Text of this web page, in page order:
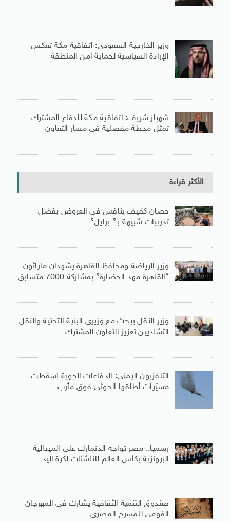
وزير الخارجية السعودى: اتفاقية مكة تعكس
الإرادة السياسية لحماية أمن المنطقة
شهباز شريف: اتفاقية مكة للدفاع المشترك
تمثل محطة مفصلية فى مسار التعاون
الأكثر قراءة
حصان كفيف ينافس فى العروض بفضل
تدريبات شبيهة بـ” برايل”
وزير الرياضة ومحافظ القاهرة يشهدان ماراثون
“القاهرة مهد الحضارة” بمشاركة 7000 متسابق
وزير النقل يبحث مع وزيرى البنية التحتية والنقل
التشاديين تعزيز التعاون المشترك
التلفزيون اليمنى: الدفاعات الجوية أسقطت
مسيّرات أطلقها الحوثى فوق مأرب
رسميا.. مصر تواجه الدنمارك على الميدالية
البرونزية بكأس العالم للناشئات لكرة اليد
صندوق التنمية الثقافية يشارك فى المهرجان
القومى للمسرح المصرى